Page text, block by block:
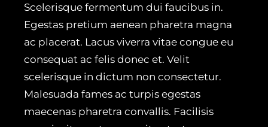
Scelerisque fermentum dui faucibus in.
Egestas pretium aenean pharetra magna
ac placerat. Lacus viverra vitae congue eu
consequat ac felis donec et. Velit
scelerisque in dictum non consectetur.
Malesuada fames ac turpis egestas
maecenas pharetra convallis. Facilisis